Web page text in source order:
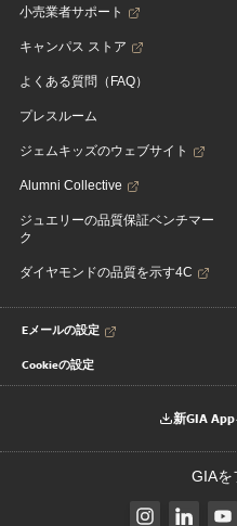
小売業者サポート
キャンパス ストア
よくある質問（FAQ）
プレスルーム
ジェムキッズのウェブサイト
Alumni Collective
ジュエリーの品質保証ベンチマー
ク
ダイヤモンドの品質を示す4C
Eメールの設定
Cookieの設定
新GIA
GIAを